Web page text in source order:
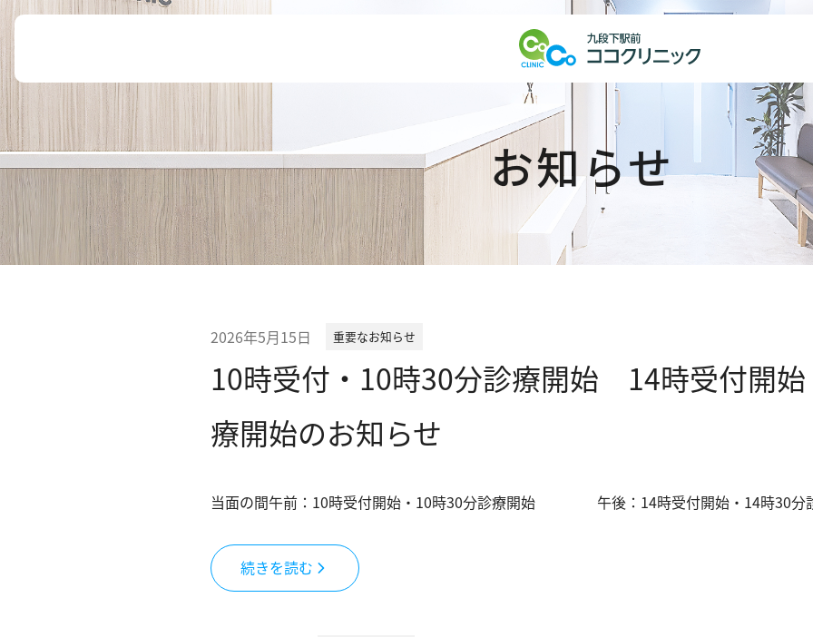
Skip
to
content
私達の理念
医師紹介
院内紹介
患者様へのお知らせ
医療機関・医療関係者の方へ
お知らせ
重要なお知らせ
10時受付・10時30分診療開始 14時受付開始
療開始のお知らせ
2026年5月15日
当面の間午前：10時受付開始・10時30分診療開始 午後：14時受付開始・14時30分
続きを読む